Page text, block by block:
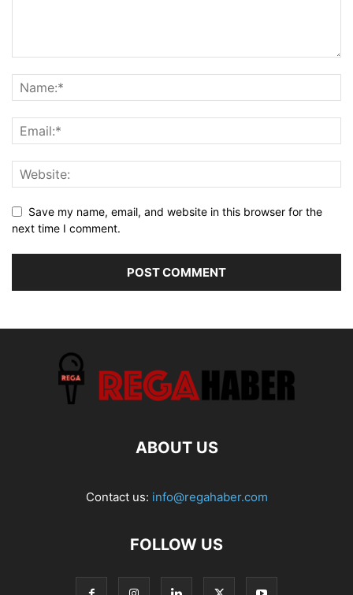
Save my name, email, and website in this browser for the
next time I comment.
ABOUT US
Contact us: info@regahaber.com
FOLLOW US